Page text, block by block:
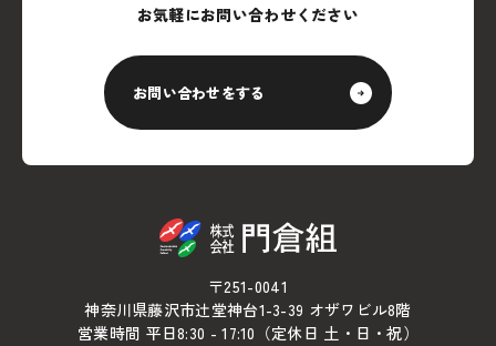
お気軽にお問い合わせください
お問い合わせをする
〒251-0041
神奈川県藤沢市辻堂神台1-3-39 オザワビル8階
営業時間 平日8:30 - 17:10（定休日 土・日・祝）